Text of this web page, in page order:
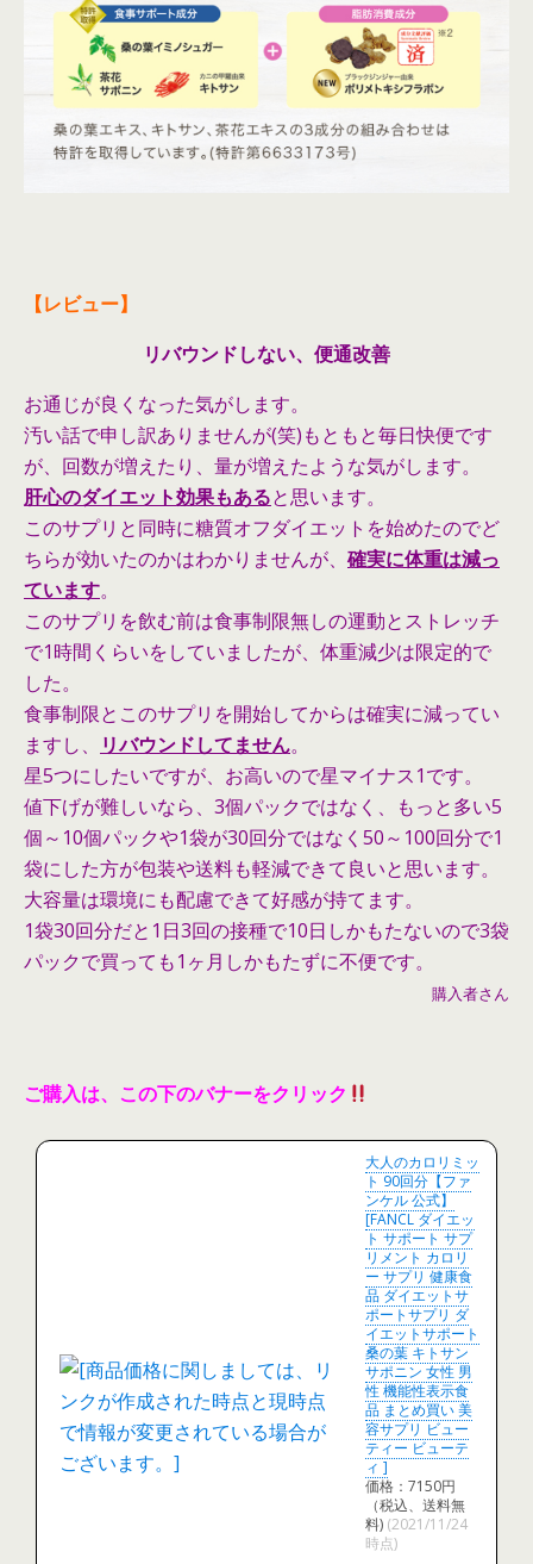
【レビュー】
リバウンドしない、便通改善
お通じが良くなった気がします。
汚い話で申し訳ありませんが(笑)もともと毎日快便です
が、回数が増えたり、量が増えたような気がします。
肝心のダイエット効果もあると思います。
このサプリと同時に糖質オフダイエットを始めたのでど
ちらが効いたのかはわかりませんが、 確実に体重は減っ
ています。
このサプリを飲む前は食事制限無しの運動とストレッチ
で1時間くらいをしていましたが、体重減少は限定的で
した。
食事制限とこのサプリを開始してからは確実に減ってい
ますし、
リバウンドしてません。
星5つにしたいですが、お高いので星マイナス1です。
値下げが難しいなら、3個パックではなく、もっと多い5
個～10個パックや1袋が30回分ではなく50～100回分で1
袋にした方が包装や送料も軽減できて良いと思います。
大容量は環境にも配慮できて好感が持てます。
1袋30回分だと1日3回の接種で10日しかもたないので3袋
パックで買っても1ヶ月しかもたずに不便です。
購入者さん
ご購入は、この下のバナーをクリック
大人のカロリミッ
ト 90回分【ファ
ンケル 公式】
[FANCL ダイエッ
ト サポート サプ
リメント カロリ
ー サプリ 健康食
品 ダイエットサ
ポートサプリ ダ
イエットサポート
桑の葉 キトサン
サポニン 女性 男
性 機能性表示食
品 まとめ買い 美
容サプリ ビュー
ティー ビューテ
ィ ]
価格：7150円
（税込、送料無
料) (2021/11/24
時点)